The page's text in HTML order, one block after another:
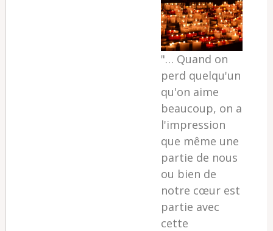
"… Quand on
perd quelqu'un
qu'on aime
beaucoup, on a
l'impression
que même une
partie de nous
ou bien de
notre cœur est
partie avec
cette